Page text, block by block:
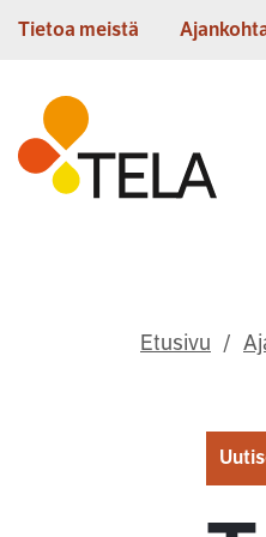
Siirry sisältöön
Tietoa meistä
Etusivu
Etusivu